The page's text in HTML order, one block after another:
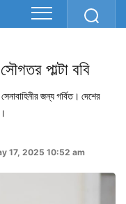
পাল্টা ববি
জন্য গর্বিত। দেশের
17, 2025 10:52 am